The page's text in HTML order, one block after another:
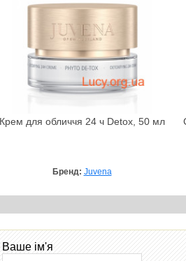
Крем для обличчя 24 ч Detox, 50 мл
Бренд: Juvena
Ваше ім'я